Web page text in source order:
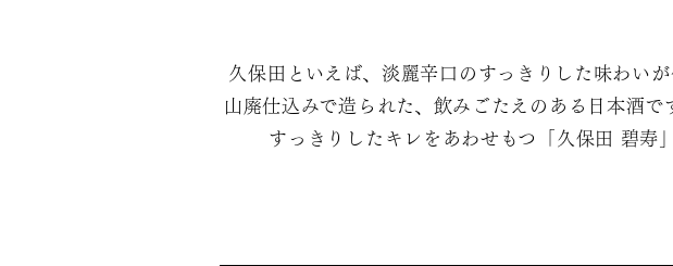
久保田といえば、淡麗辛口のすっきりした味わい
山廃仕込みで造られた、飲みごたえのある日本酒
すっきりしたキレをあわせもつ「久保田 碧寿